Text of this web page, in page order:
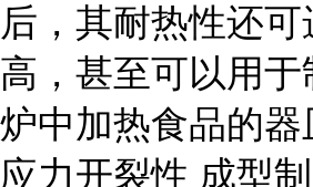
后，其耐热性还可
高，甚至可以用于
炉中加热食品的器
应力开裂性 成型